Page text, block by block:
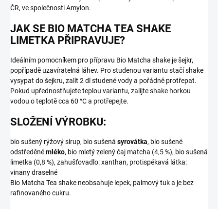
ČR, ve společnosti Amylon.
JAK SE BIO MATCHA TEA SHAKE
LIMETKA PŘIPRAVUJE?
Ideálním pomocníkem pro přípravu Bio Matcha shake je šejkr,
popřípadě uzavíratelná láhev. Pro studenou variantu stačí shake
vysypat do šejkru, zalít 2 dl studené vody a pořádně protřepat.
Pokud upřednostňujete teplou variantu, zalijte shake horkou
vodou o teplotě cca 60 °C a protřepejte.
SLOŽENÍ VÝROBKU:
bio sušený rýžový sirup, bio sušená syrovátka, bio sušené
odstředěnémléko, bio mletý zelený čaj matcha (4,5 %), bio sušená
limetka (0,8 %), zahušťovadlo: xanthan, protispékavá látka:
vinany draselné
Bio Matcha Tea shake neobsahuje lepek, palmový tuk a je bez
rafinovaného cukru.